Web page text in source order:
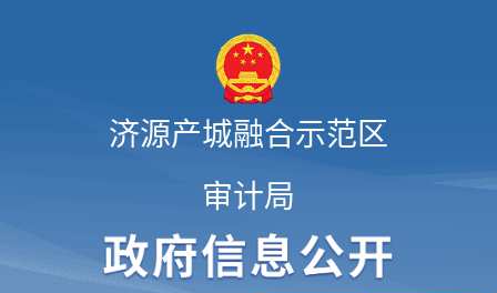
济源产城融合示范区
审计局